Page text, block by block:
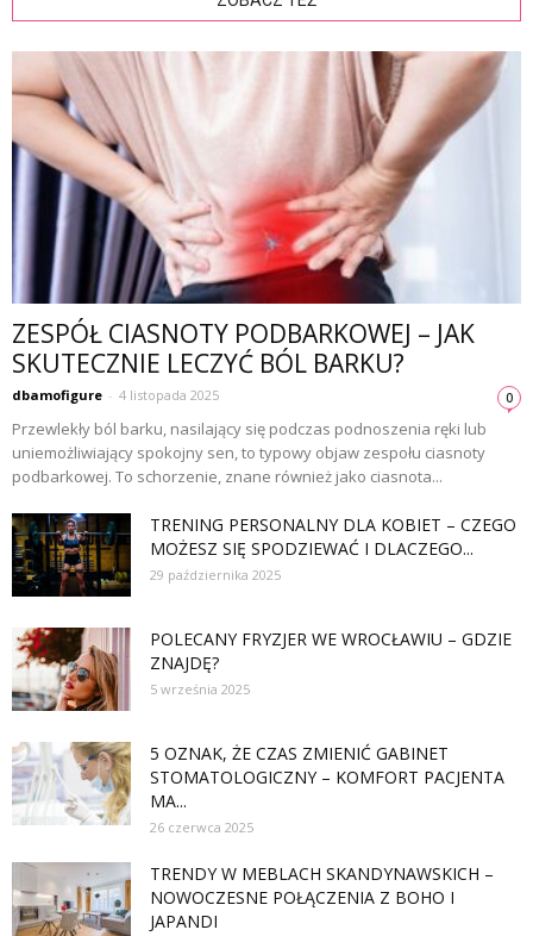
ZESPÓŁ CIASNOTY PODBARKOWEJ – JAK
SKUTECZNIE LECZYĆ BÓL BARKU?
dbamofigure - 4 listopada 2025 0
Przewlekły ból barku, nasilający się podczas podnoszenia ręki lub
uniemożliwiający spokojny sen, to typowy objaw zespołu ciasnoty
podbarkowej. To schorzenie, znane również jako ciasnota...
TRENING PERSONALNY DLA KOBIET – CZEGO
MOŻESZ SIĘ SPODZIEWAĆ I DLACZEGO...
29 października 2025
POLECANY FRYZJER WE WROCŁAWIU – GDZIE
ZNAJDĘ?
5 września 2025
5 OZNAK, ŻE CZAS ZMIENIĆ GABINET
STOMATOLOGICZNY – KOMFORT PACJENTA
MA...
26 czerwca 2025
TRENDY W MEBLACH SKANDYNAWSKICH –
NOWOCZESNE POŁĄCZENIA Z BOHO I
JAPANDI